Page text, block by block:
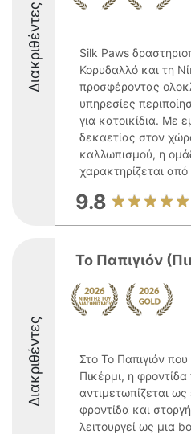
Διακριθέντες
Silk Paws
Κορυδαλλό και τη
προσφέροντας
υπηρεσίες
για κατοικίδια. Με
δεκαετίας στον
καλλωπισμού, η
χαρακτηρίζεται
9.8
Διακριθέντες
Το Παπιγιόν
Στο Το Παπιγιόν που
Πικέρμι, η
αντιμετωπίζεται ως
φροντίδα και
λειτουργεί ως μια